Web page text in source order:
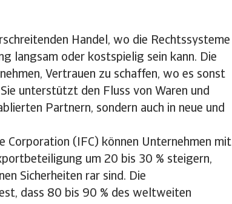
Handel, wo die Rechtssysteme
langsam oder kostspielig sein kann. Die
Vertrauen zu schaffen, wo es sonst
unterstützt den Fluss von Waren und
Partnern, sondern auch in neue und
Corporation (IFC) können Unternehmen mit
um 20 bis 30 % steigern,
Sicherheiten rar sind. Die
dass 80 bis 90 % des weltweiten